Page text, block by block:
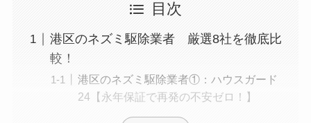
目次
港区のネズミ駆除業者 厳選8社を徹底比
較！
港区のネズミ駆除業者①：ハウスガード
24【永年保証で再発の不安ゼロ！】